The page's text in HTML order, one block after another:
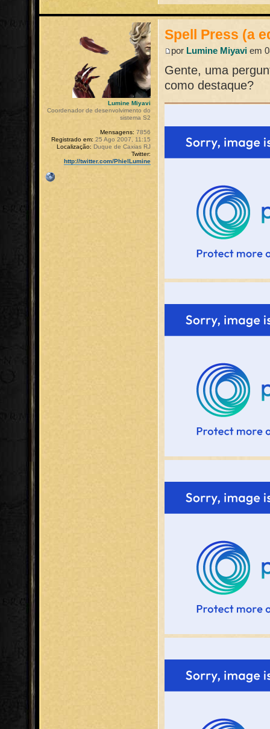
Spell Press (a
por Lumine Miyavi em
Gente, uma
como destaque?
Lumine Miyavi
Coordenador de desenvolvimento do
sistema S2
Mensagens: 7856
Registrado em: 25 Ago 2007, 11:15
Localização: Duque de Caxias RJ
Twitter:
http://twitter.com/PhielLumine